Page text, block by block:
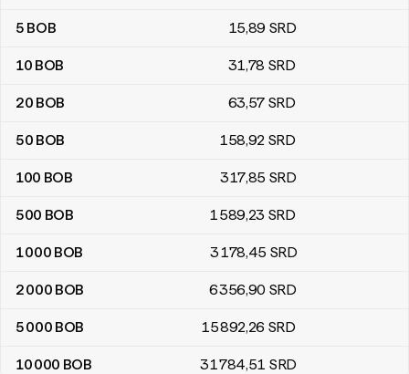
5 BOB 15,89 SRD
10 BOB 31,78 SRD
20 BOB 63,57 SRD
50 BOB 158,92 SRD
100 BOB 317,85 SRD
500 BOB 1 589,23 SRD
1 000 BOB 3 178,45 SRD
2 000 BOB 6 356,90 SRD
5 000 BOB 15 892,26 SRD
10 000 BOB 31 784,51 SRD